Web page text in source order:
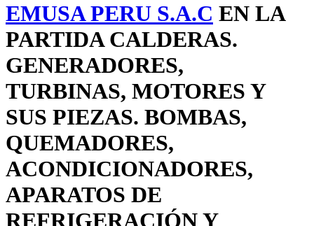
EMUSA PERU S.A.C EN LA
PARTIDA CALDERAS.
GENERADORES,
TURBINAS, MOTORES Y
SUS PIEZAS. BOMBAS,
QUEMADORES,
ACONDICIONADORES,
APARATOS DE
REFRIGERACIÓN Y